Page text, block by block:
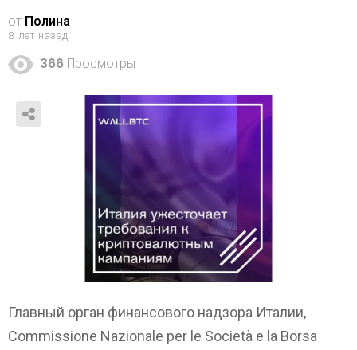
от Полина
8 лет назад
366 Просмотры
Главный орган финансового надзора Италии,
Commissione Nazionale per le Società e la Borsa